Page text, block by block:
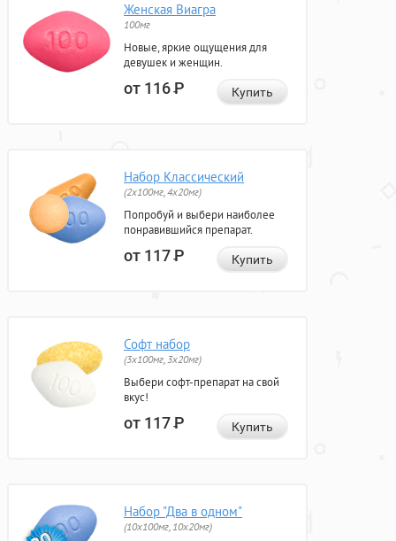
Женская Виагра
100мг
Новые, яркие ощущения для
девушек и женщин.
от 116Р Купить
Набор Классический
(2x100мг, 4x20мг)
Попробуй и выбери наиболее
понравившийся препарат.
от 117Р Купить
Софт набор
(3x100мг, 3x20мг)
Выбери софт-препарат на свой
вкус!
от 117Р Купить
Набор "Два в одном"
(10x100мг, 10x20мг)